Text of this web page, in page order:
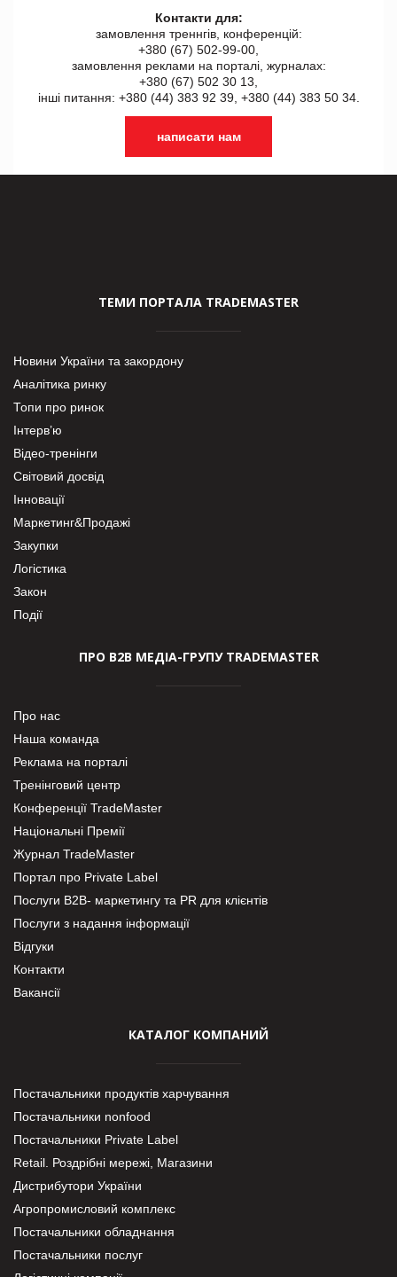
Контакти для:
замовлення треннгів, конференцій:
+380 (67) 502-99-00,
замовлення реклами на порталі, журналах:
+380 (67) 502 30 13,
інші питання: +380 (44) 383 92 39, +380 (44) 383 50 34.
написати нам
ТЕМИ ПОРТАЛА TRADEMASTER
Новини України та закордону
Аналітика ринку
Топи про ринок
Інтерв’ю
Відео-тренінги
Світовий досвід
Інновації
Маркетинг&Продажі
Закупки
Логістика
Закон
Події
ПРО В2В МЕДІА-ГРУПУ TRADEMASTER
Про нас
Наша команда
Реклама на порталі
Тренінговий центр
Конференції TradeMaster
Національні Премії
Журнал TradeMaster
Портал про Private Label
Послуги В2В- маркетингу та PR для клієнтів
Послуги з надання інформації
Відгуки
Контакти
Вакансії
КАТАЛОГ КОМПАНИЙ
Постачальники продуктів харчування
Постачальники nonfood
Постачальники Private Label
Retail. Роздрібні мережі, Магазини
Дистрибутори України
Агропромисловий комплекс
Постачальники обладнання
Постачальники послуг